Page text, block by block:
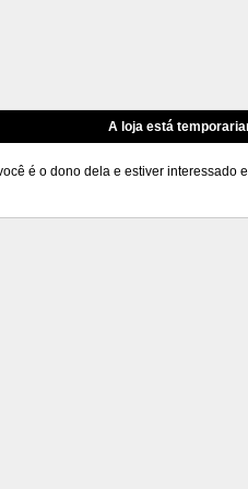
A loja está
é o dono dela e estiver interessado